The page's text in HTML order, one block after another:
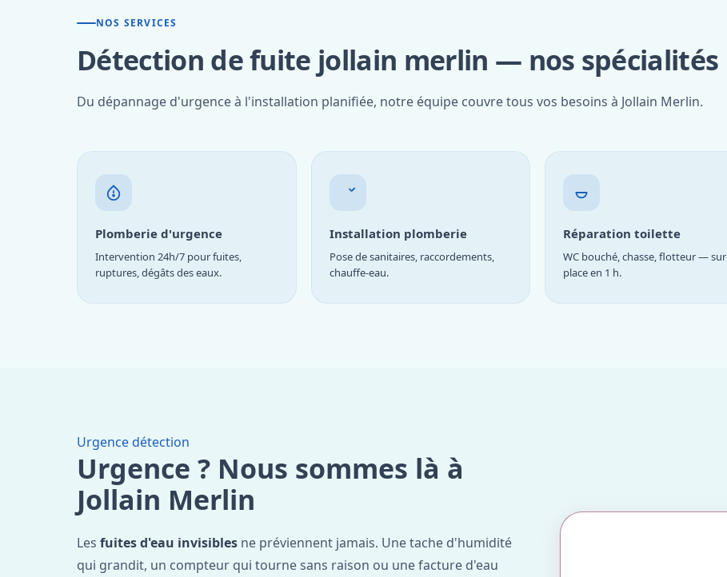
NOS SERVICES
Détection de fuite jollain merlin — nos spécialités
Du dépannage d'urgence à l'installation planifiée, notre équipe couvre tous vos besoins à Jollain Merlin.
Plomberie d'urgence
Intervention 24h/7 pour fuites,
ruptures, dégâts des eaux.
Installation plomberie
Pose de sanitaires, raccordements,
chauffe-eau.
Réparation toilette
WC bouché, chasse, flotteur — sur
place en 1 h.
Urgence détection
Urgence ? Nous sommes là à
Jollain Merlin
Les fuites d'eau invisibles ne préviennent jamais. Une tache d'humidité
qui grandit, un compteur qui tourne sans raison ou une facture d'eau